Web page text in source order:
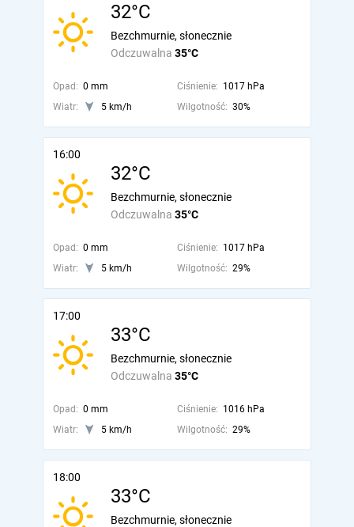
32°C
Odczuwalna 35°C
Bezchmurnie, słonecznie
Opad: 0 mm Ciśnienie: 1017 hPa
Wiatr:
5 km/h Wilgotność: 30%
16:00
32°C
Odczuwalna 35°C
Bezchmurnie, słonecznie
Opad: 0 mm Ciśnienie: 1017 hPa
Wiatr:
5 km/h Wilgotność: 29%
17:00
33°C
Odczuwalna 35°C
Bezchmurnie, słonecznie
Opad: 0 mm Ciśnienie: 1016 hPa
Wiatr:
5 km/h Wilgotność: 29%
18:00
33°C
Bezchmurnie, słonecznie